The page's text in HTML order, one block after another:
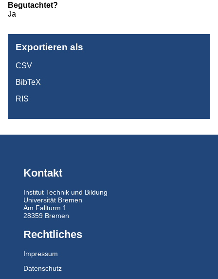
Begutachtet?
Ja
Exportieren als
CSV
BibTeX
RIS
Kontakt
Institut Technik und Bildung
Universität Bremen
Am Fallturm 1
28359 Bremen
Rechtliches
Impressum
Datenschutz